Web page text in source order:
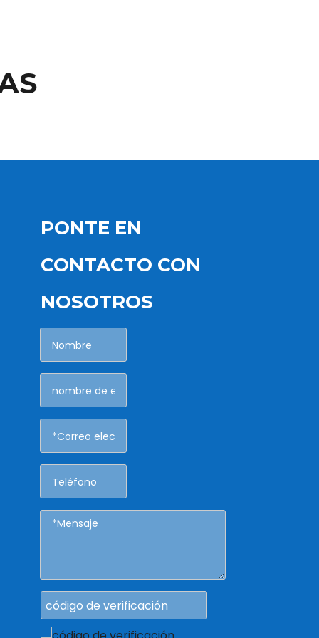
PONTE EN
CONTACTO CON
NOSOTROS